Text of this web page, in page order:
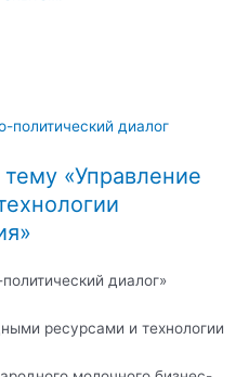
«Управление
диалог»
ресурсами и технологии